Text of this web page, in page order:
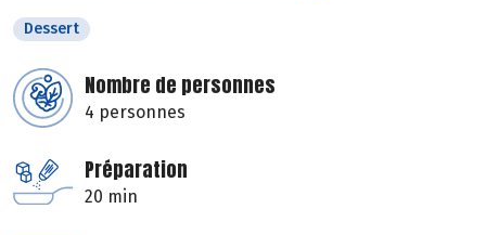
Dessert
Nombre de personnes
4 personnes
Préparation
20 min